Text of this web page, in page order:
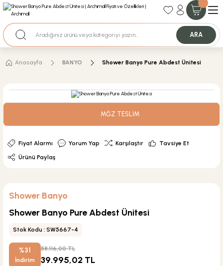
35+ Yıllık Tecrübe
Nakit Ödemeli Özel Fiyatlar için Bizden Teklif Alabilirsiniz.
ARA
Anasayfa BANYO Shower Banyo Pure Abdest Ünitesi
MĞZ TESLİM
Fiyat Alarmı Yorum Yap Karşılaştır
Tavsiye Et
Ürünü Paylaş
Shower Banyo
Shower Banyo Pure Abdest Ünitesi
Stok Kodu : SW5667-4
%31
İndirim
58.116,00 TL
39.995,02 TL